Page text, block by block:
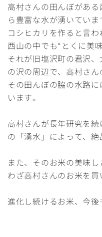
高村さんの田んぼがあ
ら豊富な水が湧いてい
コシヒカリを作ると言わ
西山の中でも“とくに美
それが旧塩沢町の君沢
の沢の周辺で、高村さん
その田んぼの脇の水路
います。
高村さんが長年研究を
の「湧水」によって、絶
また、そのお米の美味
わざ高村さんのお米を買
進化し続けるお米、今後